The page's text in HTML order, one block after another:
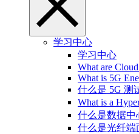
学习中心
学习中心
What are
What is 5G
什么是 5G 测
What is a
什么是数据中
什么是光纤端